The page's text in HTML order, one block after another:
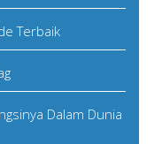
Terbaik
Dalam Dunia